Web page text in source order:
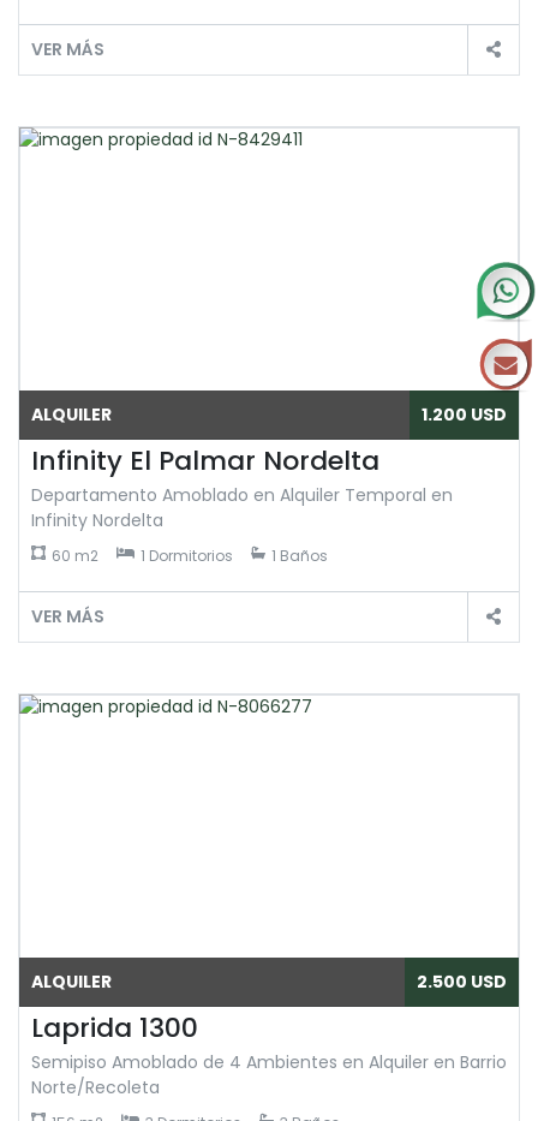
VER MÁS
ALQUILER 1.200 USD
Infinity El Palmar Nordelta
Departamento Amoblado en Alquiler Temporal en
Infinity Nordelta
60 m2 1 Dormitorios 1 Baños
VER MÁS
ALQUILER 2.500 USD
Laprida 1300
Semipiso Amoblado de 4 Ambientes en Alquiler en Barrio
Norte/Recoleta